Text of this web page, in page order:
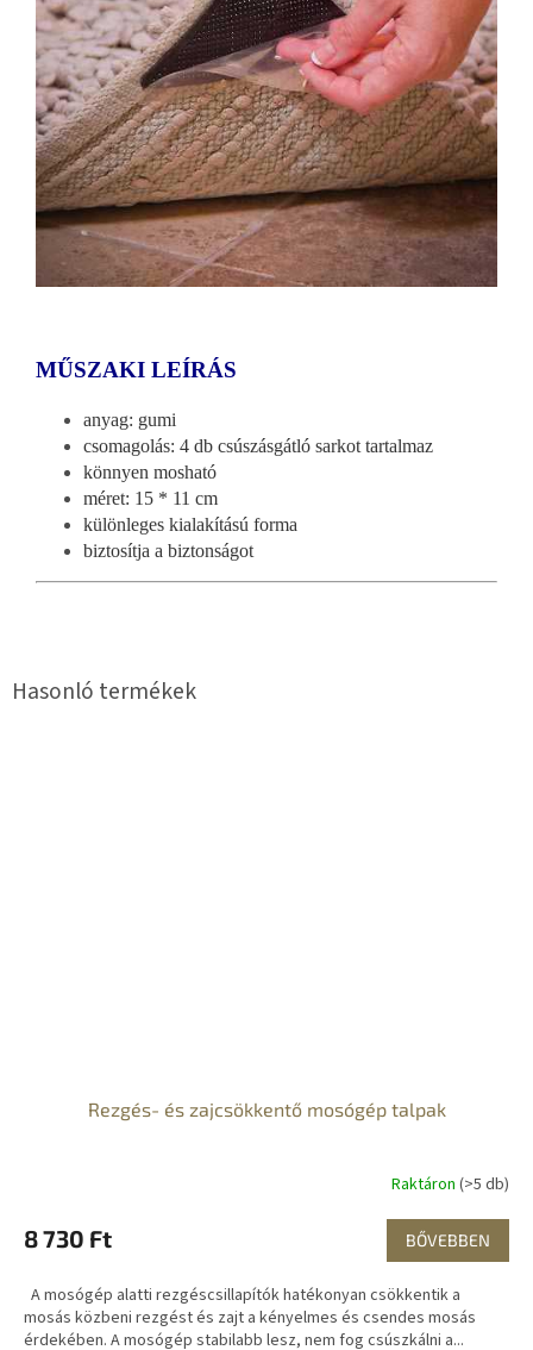
MŰSZAKI LEÍRÁS
anyag: gumi
csomagolás: 4 db csúszásgátló sarkot tartalmaz
könnyen mosható
méret: 15 * 11 cm
különleges kialakítású forma
biztosítja a biztonságot
Rezgés- és zajcsökkentő mosógép talpak
Raktáron (>5 db)
8 730 Ft BŐVEBBEN
A mosógép alatti rezgéscsillapítók hatékonyan csökkentik a
mosás közbeni rezgést és zajt a kényelmes és csendes mosás
érdekében. A mosógép stabilabb lesz, nem fog csúszkálni a...